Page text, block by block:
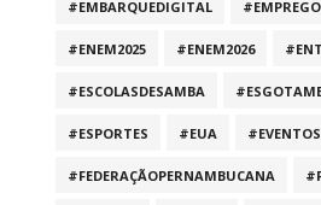
#EMBARQUEDIGITAL #EMPREGO
#ENEM2025 #ENEM2026
#ESCOLASDESAMBA
#ESPORTES #EUA
#FEDERAÇÃOPERNAMBUCANA